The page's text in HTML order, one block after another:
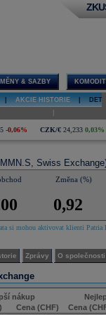
MĚNY & SAZBY
AKCIE HISTORIE
-0,06% CZK/€ 24,233 0,03%
Swiss
Změna (%)
0,92
si mohou aktivovat klienti
Zprávy O společnosti
nákup
Cena (CHF)
Cena